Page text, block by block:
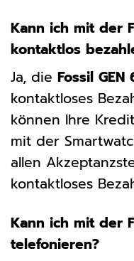
Kann ich mit der
kontaktlos
Ja, die Fossil GEN
kontaktloses
können Ihre
mit der
allen
kontaktloses
Kann ich mit der
telefonieren?